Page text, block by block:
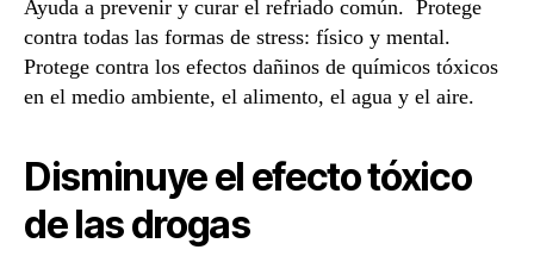
Ayuda a prevenir y curar el refriado común. Protege
contra todas las formas de stress: físico y mental.
Protege contra los efectos dañinos de químicos tóxicos
en el medio ambiente, el alimento, el agua y el aire.
Disminuye el efecto tóxico
de las drogas